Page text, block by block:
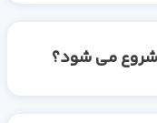
شروع می شود؟